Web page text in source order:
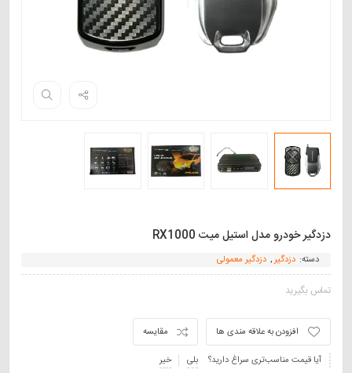
دزدگیر خودرو مدل استیل میت RX1000
دسته: دزدگیر, دزدگیر معمولی
تماس بگیرید
مقایسه
افزودن به علاقه مندی ها
آیا قیمت مناسب‌تری سراغ دارید؟
بلی خیر